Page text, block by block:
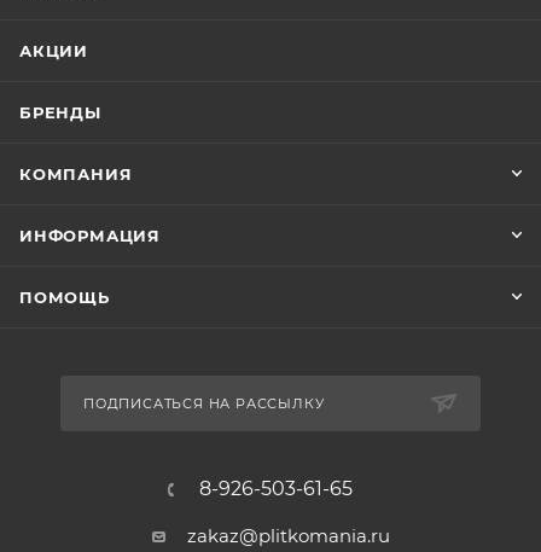
АКЦИИ
БРЕНДЫ
КОМПАНИЯ
ИНФОРМАЦИЯ
ПОМОЩЬ
ПОДПИСАТЬСЯ НА РАССЫЛКУ
8-926-503-61-65
zakaz@plitkomania.ru